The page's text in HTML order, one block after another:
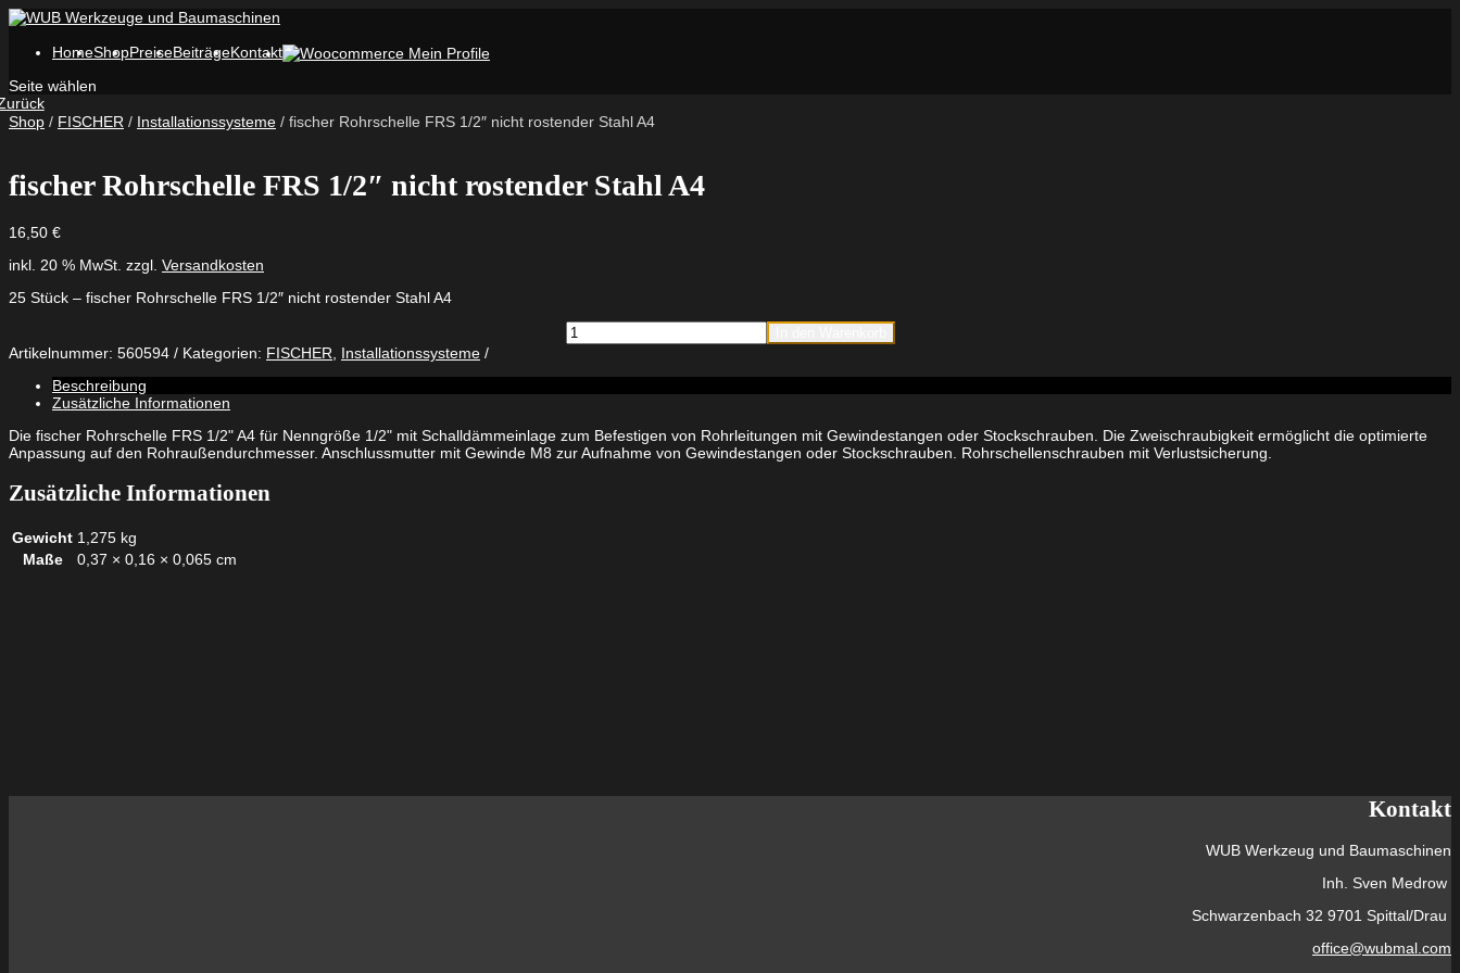
HomeShopPreiseBeiträgeKontakt
Seite wählen
Shop / FISCHER / Installationssysteme / fischer Rohrschelle FRS 1/2″ nicht rostender Stahl A4
fischer Rohrschelle FRS 1/2″ nicht rostender Stahl A4
16,50 €
inkl. 20 % MwSt. zzgl. Versandkosten
25 Stück – fischer Rohrschelle FRS 1/2″ nicht rostender Stahl A4
fischer
Rohrschelle
1/2"
nicht
Stahl
A4
Artikelnummer: 560594 Kategorien: FISCHER
Installationssysteme
Beschreibung
Zusätzliche Informationen
Die fischer Rohrschelle FRS 1/2" A4 für Nenngröße 1/2" mit Schalldämmeinlage zum Befestigen von Rohrleitungen mit Gewindestangen oder Stockschrauben. Die Zweischraubigkeit ermöglicht die optimierte
Anpassung auf den Rohraußendurchmesser. Anschlussmutter mit Gewinde M8 zur Aufnahme von Gewindestangen oder Stockschrauben. Rohrschellenschrauben mit Verlustsicherung.
Zusätzliche Informationen
Gewicht 1,275 kg
Maße
0,37 × 0,16 × 0,065 cm
Kontakt
WUB Werkzeug und Baumaschinen
Inh. Sven Medrow
Schwarzenbach 32 9701 Spittal/Drau
office@wubmal.com